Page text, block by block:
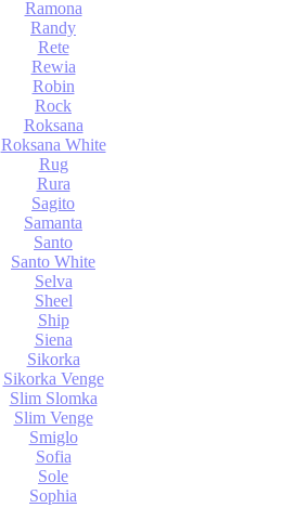
Ramona
Randy
Rete
Rewia
Robin
Rock
Roksana
Roksana White
Rug
Rura
Sagito
Samanta
Santo
Santo White
Selva
Sheel
Ship
Siena
Sikorka
Sikorka Venge
Slim Slomka
Slim Venge
Smiglo
Sofia
Sole
Sophia